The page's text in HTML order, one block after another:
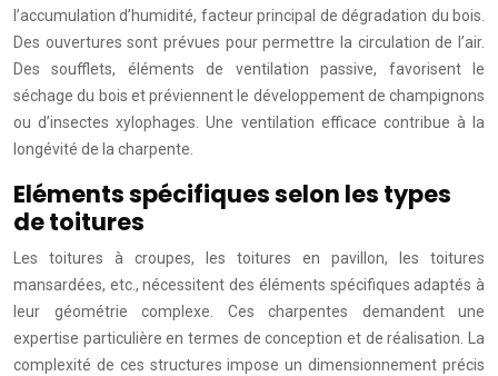
l’accumulation d’humidité, facteur principal de dégradation du bois.
Des ouvertures sont prévues pour permettre la circulation de l’air.
Des soufflets, éléments de ventilation passive, favorisent le
séchage du bois et préviennent le développement de champignons
ou d’insectes xylophages. Une ventilation efficace contribue à la
longévité de la charpente.
Eléments spécifiques selon les types
de toitures
Les toitures à croupes, les toitures en pavillon, les toitures
mansardées, etc., nécessitent des éléments spécifiques adaptés à
leur géométrie complexe. Ces charpentes demandent une
expertise particulière en termes de conception et de réalisation. La
complexité de ces structures impose un dimensionnement précis